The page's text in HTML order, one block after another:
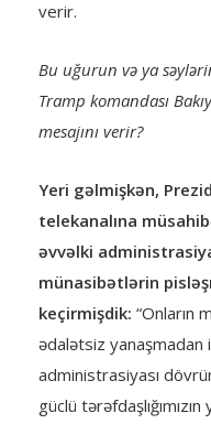
verir.
Bu uğurun və ya
Tramp komandası
mesajını verir?
Yeri gəlmişkən,
telekanalına
əvvəlki
münasibətlərin
keçirmişdik: “Onların
ədalətsiz
administrasiyası
güclü